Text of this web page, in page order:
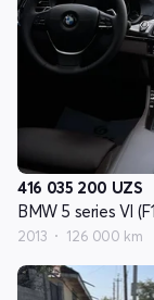
416 035 200 UZS
2013 126 000 km